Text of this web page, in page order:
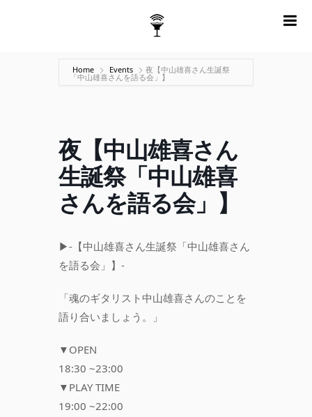
Home Events 夜【中山雄喜さん生誕祭
「中山雄喜さんを語る会」】
夜【中山雄喜さん
生誕祭「中山雄喜
さんを語る会」】
▶︎-【中山雄喜さん生誕祭「中山雄喜さん
を語る会」】-
「魂のギタリスト中山雄喜さんのことを
語り合いましょう。」
▼OPEN
18:30 ~23:00
▼PLAY TIME
19:00 ~22:00